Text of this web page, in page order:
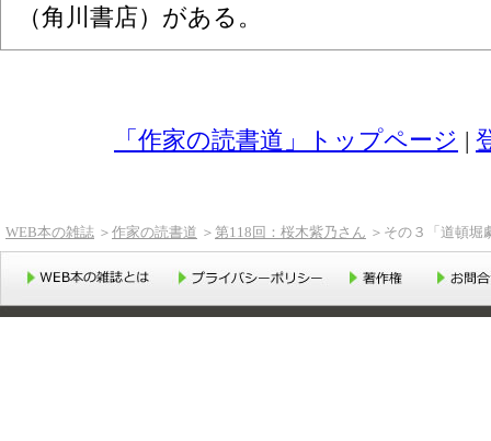
（角川書店）がある。
「作家の読書道」トップページ |
WEB本の雑誌 ＞ 作家の読書道 ＞ 第118回：桜木紫乃さん ＞その３「道頓堀
WEB本の雑誌とは プライバシーポリシー 著作権 お問い合せ